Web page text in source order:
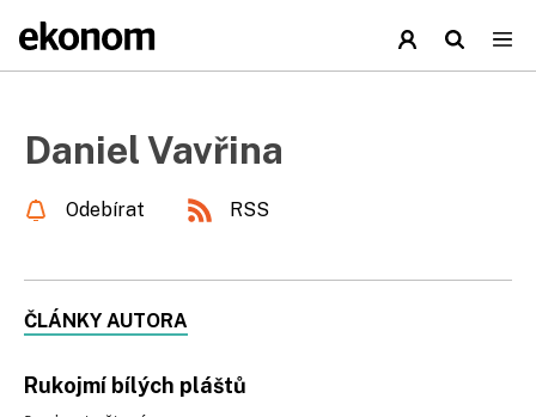
Daniel Vavřina
Odebírat RSS
ČLÁNKY AUTORA
Rukojmí bílých pláštů